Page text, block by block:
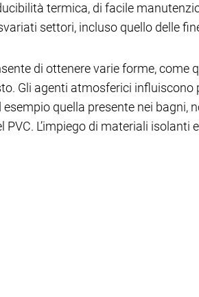
termica, di facile
settori, incluso quello delle
di ottenere varie forme,
Gli agenti atmosferici
quella presente nei bagni,
L’impiego di materiali isolanti